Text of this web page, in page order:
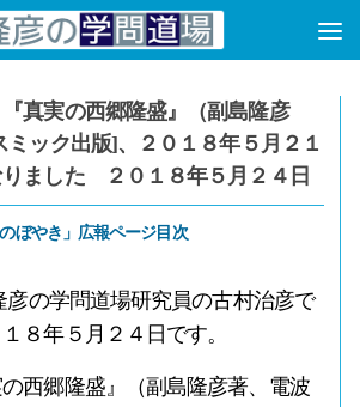
キップ
真実の西郷隆盛』（副島隆彦
ミック出版]、２０１８年５月２１
りました ２０１８年５月２４日
のぼやき」広報ページ目次
の学問道場研究員の古村治彦で
８年５月２４日です。
西郷隆盛』（副島隆彦著、電波